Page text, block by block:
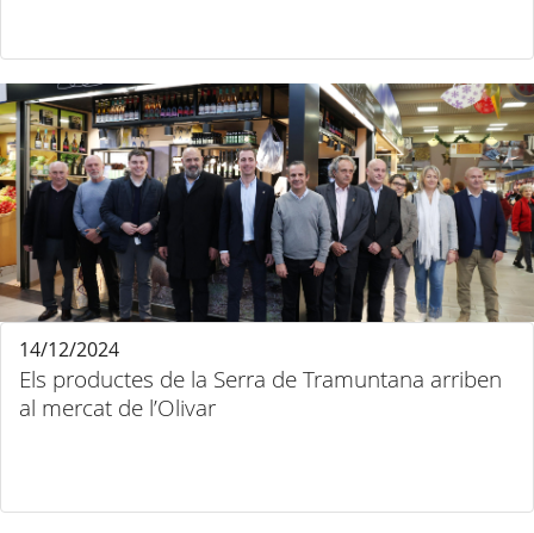
Els productes de la Serra de Tramuntana arriben
al mercat de l’Olivar
14/12/2024